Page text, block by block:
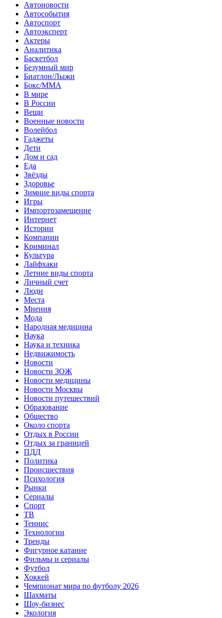
Автоновости
Автособытия
Автоспорт
Автоэксперт
Актеры
Аналитика
Баскетбол
Безумный мир
Биатлон/Лыжи
Бокс/MMA
В мире
В России
Вещи
Военные новости
Волейбол
Гаджеты
Дети
Дом и сад
Еда
Звёзды
Здоровье
Зимние виды спорта
Игры
Импортозамещение
Интернет
Истории
Компании
Криминал
Культура
Лайфхаки
Летние виды спорта
Личный счет
Люди
Места
Мнения
Мода
Народная медицина
Наука
Наука и техника
Недвижимость
Новости
Новости ЗОЖ
Новости медицины
Новости Москвы
Новости путешествий
Образование
Общество
Около спорта
Отдых в России
Отдых за границей
ПДД
Политика
Происшествия
Психология
Рынки
Сериалы
Спорт
ТВ
Теннис
Технологии
Тренды
Фигурное катание
Фильмы и сериалы
Футбол
Хоккей
Чемпионат мира по футболу 2026
Шахматы
Шоу-бизнес
Экология